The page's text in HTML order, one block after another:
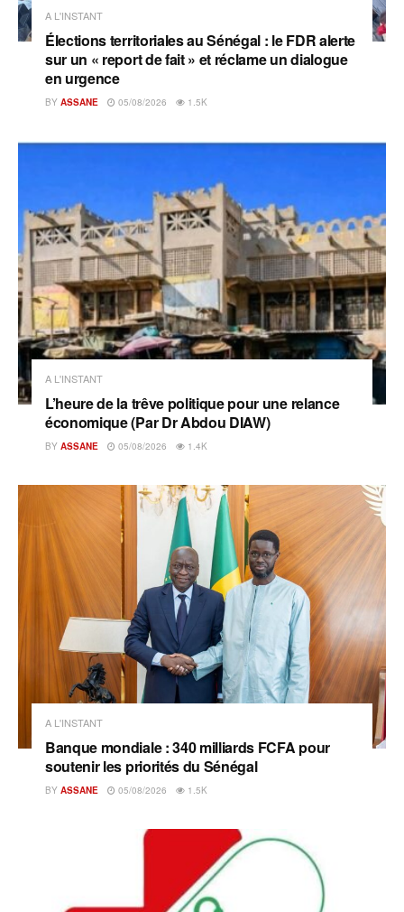
A L'INSTANT
Élections territoriales au Sénégal : le FDR alerte
sur un « report de fait » et réclame un dialogue
en urgence
BY ASSANE 05/08/2026 1.5K
A L'INSTANT
L’heure de la trêve politique pour une relance
économique (Par Dr Abdou DIAW)
BY ASSANE 05/08/2026 1.4K
A L'INSTANT
Banque mondiale : 340 milliards FCFA pour
soutenir les priorités du Sénégal
BY ASSANE 05/08/2026 1.5K